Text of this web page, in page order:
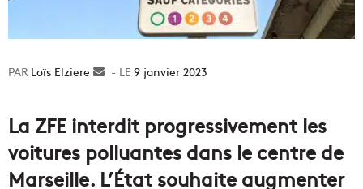
Loïs Elziere
Envoyer9 janvier 2023
La ZFE interdit progressivement les
voitures polluantes dans le centre de
Marseille. L’État souhaite augmenter